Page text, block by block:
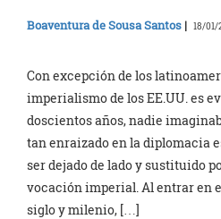
Boaventura de Sousa Santos | 18/01/
Con excepción de los
imperialismo de los EE.UU. es
doscientos años, nadie
tan enraizado en la diplomacia
ser dejado de lado y sustituido
vocación imperial. Al entrar en
siglo y milenio, […]